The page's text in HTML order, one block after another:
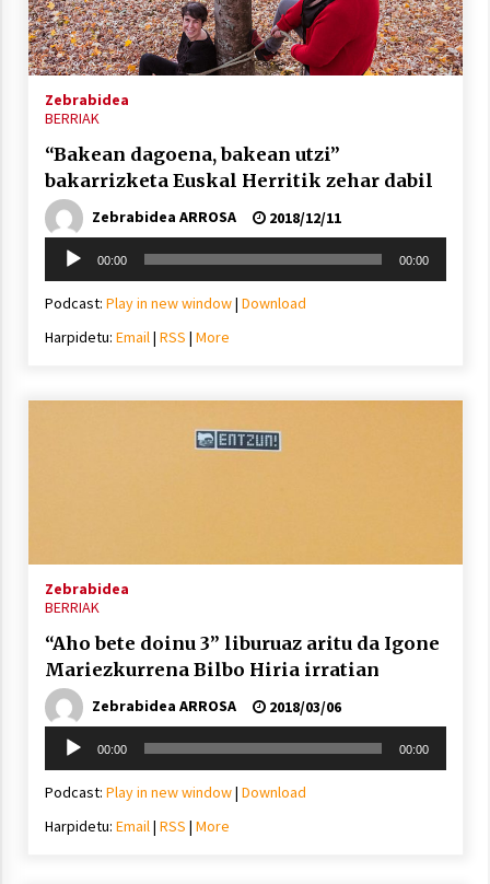
Arrosa sareko IX. topaketak!
2021/10/13
2021/10/04
Segura irratian Arrosaren 20 urteez
2021/07/22
2021/07/06
Arrosaren 20 urteez
2021/07/03
Zebrabidea
BERRIAK
“Bakean dagoena, bakean utzi”
bakarrizketa Euskal Herritik zehar dabil
Zebrabidea ARROSA
2018/12/11
Soinu
erreproduzigailua
00:00 00:00
Podcast: Play in new window| Download
Harpidetu: Email| RSS | More
Zebrabidea
BERRIAK
“Aho bete doinu 3” liburuaz aritu da Igone
Mariezkurrena Bilbo Hiria irratian
Zebrabidea ARROSA
2018/03/06
Soinu
erreproduzigailua
00:00 00:00
Podcast: Play in new window| Download
Harpidetu: Email| RSS | More